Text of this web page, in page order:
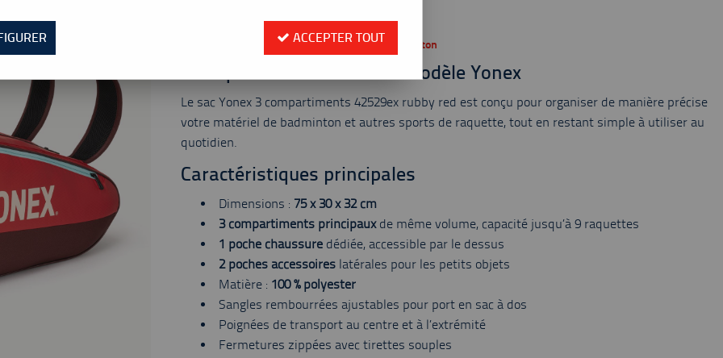
Sac Yonex rubby red pour équipement de badminton
Pourquoi s’intéresser à ce modèle Yonex
Le sac Yonex 3 compartiments 42529ex rubby red est conçu pour organiser de manière précise
votre matériel de badminton et autres sports de raquette, tout en restant simple à utiliser au
quotidien.
Caractéristiques principales
Dimensions : 75 x 30 x 32 cm
3 compartiments principauxde même volume, capacité jusqu’à 9 raquettes
1 poche chaussure dédiée, accessible par le dessus
2 poches accessoires latérales pour les petits objets
Matière : 100 % polyester
Sangles rembourrées ajustables pour port en sac à dos
Poignées de transport au centre et à l’extrémité
Fermetures zippées avec tirettes souples
ACCEPTER TOUT